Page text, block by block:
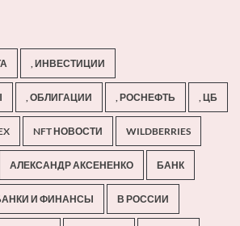
, ИНВЕСТИЦИИ
, ОБЛИГАЦИИ , РОСНЕФТЬ , ЦБ
NFT НОВОСТИ WILDBERRIES
АЛЕКСАНДР АКСЕНЕНКО БАНК
И ФИНАНСЫ В РОССИИ